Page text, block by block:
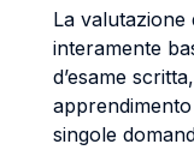
La valutazione
interamente
d’esame
singole